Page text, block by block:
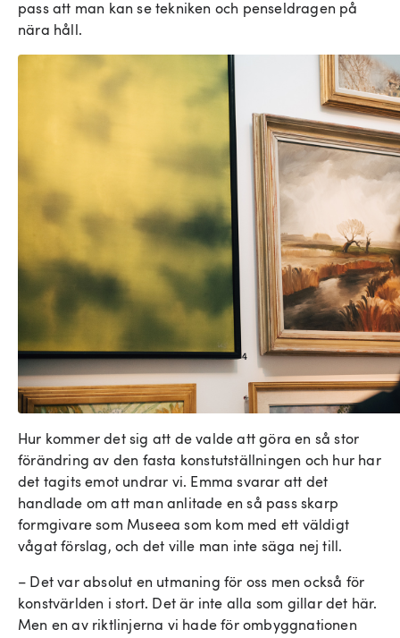
pass att man kan se tekniken och penseldragen på
nära håll.
Hur kommer det sig att de valde att göra en så stor
förändring av den fasta konstutställningen och hur har
det tagits emot undrar vi. Emma svarar att det
handlade om att man anlitade en så pass skarp
formgivare som Museea som kom med ett väldigt
vågat förslag, och det ville man inte säga nej till.
– Det var absolut en utmaning för oss men också för
konstvärlden i stort. Det är inte alla som gillar det här.
Men en av riktlinjerna vi hade för ombyggnationen